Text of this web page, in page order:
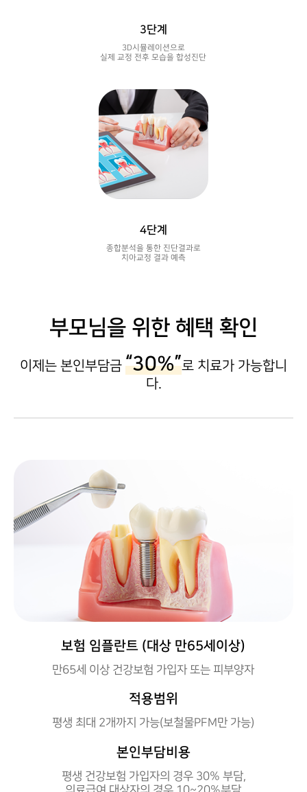
3단계
3D시뮬레이션으로
실제 교정 전후 모습을 합성진단
4단계
종합분석을 통한 진단결과로
치아교정 결과 예측
부모님을 위한 혜택 확인
이제는 본인부담금 “30%”로 치료가 가능합니
다.
보험 임플란트 (대상 만65세이상)
만65세 이상 건강보험 가입자 또는 피부양자
적용범위
평생 최대 2개까지 가능(보철물PFM만 가능)
본인부담비용
평생 건강보험 가입자의 경우 30% 부담,